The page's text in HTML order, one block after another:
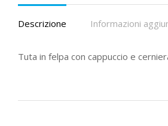
Descrizione Informazioni
Tuta in felpa con cappuccio e